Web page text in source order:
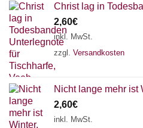
Christ lag in
2,60€
inkl. MwSt.
zzgl. Versandkosten
Nicht lange mehr ist
2,60€
inkl. MwSt.